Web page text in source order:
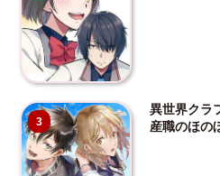
3
異世界クラ
産職のほの